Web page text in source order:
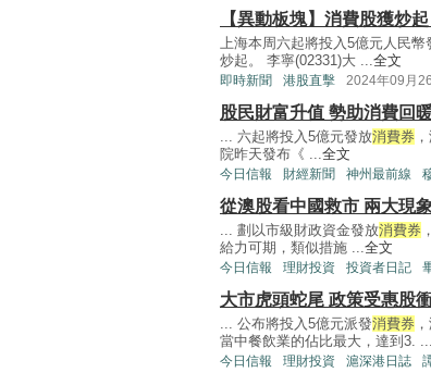
【異動板塊】消費股獲炒
上海本周六起將投入5億元人民幣
炒起。 李寧(02331)大 ...全文
即時新聞 港股直擊 2024年09月
股民財富升值 勢助消費回
... 六起將投入5億元發放消費券
院昨天發布《 ...全文
今日信報 財經新聞 神州最前線
從澳股看中國救市 兩大現
... 劃以市級財政資金發放消費券
給力可期，類似措施 ...全文
今日信報 理財投資 投資者日記
大市虎頭蛇尾 政策受惠股
... 公布將投入5億元派發消費券
當中餐飲業的佔比最大，達到3. ...
今日信報 理財投資 滬深港日誌